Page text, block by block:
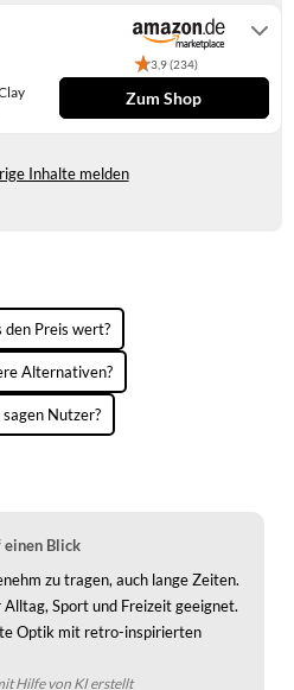
3,9 (234)
Zum Shop
Inhalte melden
den Preis wert?
Alternativen?
sagen Nutzer?
einen Blick
zu tragen, auch lange Zeiten.
Alltag, Sport und Freizeit geeignet.
Optik mit retro-inspirierten
Hilfe von KI erstellt